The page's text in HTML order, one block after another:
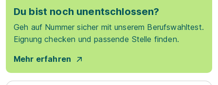
Du bist noch unentschlossen?
Geh auf Nummer sicher mit unserem Berufswahltest.
Eignung checken und passende Stelle finden.
Mehr erfahren